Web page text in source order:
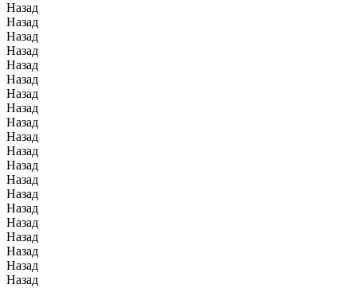
Назад
Назад
Назад
Назад
Назад
Назад
Назад
Назад
Назад
Назад
Назад
Назад
Назад
Назад
Назад
Назад
Назад
Назад
Назад
Назад